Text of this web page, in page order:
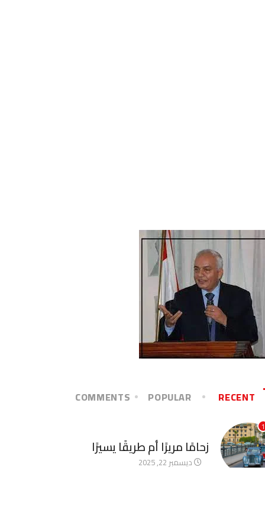
RECENT
POPULAR
COMMENTS
1
زحامًا مريرًا أم طريقًا يسيرًا
ديسمبر 22, 2025